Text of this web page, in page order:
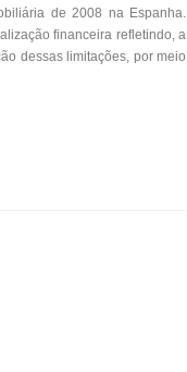
de 2008 na Espanha.
financeira refletindo, a
dessas limitações, por meio